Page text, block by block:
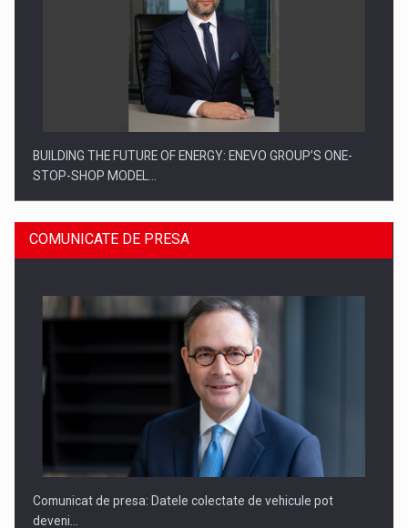
BUILDING THE FUTURE OF ENERGY: ENEVO GROUP’S ONE-
STOP-SHOP MODEL…
ROOTED IN ROMANIA, BUILT TO DELIVER TECHNOLOGY FOR
COMUNICATE DE PRESA
Comunicat de presa: Datele colectate de vehicule pot
deveni…